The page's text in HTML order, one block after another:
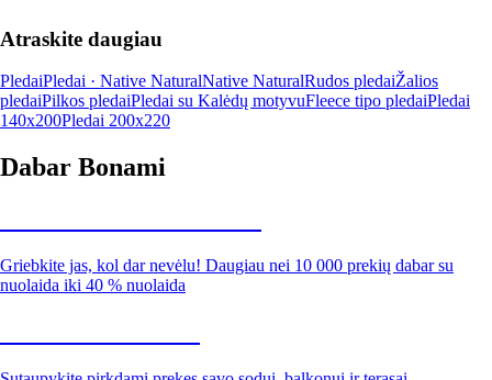
Atraskite daugiau
PledaiPledai · Native NaturalNative NaturalRudos pledaiŽalios
pledaiPilkos pledaiPledai su Kalėdų motyvuFleece tipo pledaiPledai
140x200Pledai 200x220
Dabar Bonami
Griebkite jas, kol dar nevėlu! Daugiau nei 10 000 prekių dabar su
nuolaida iki 40 % nuolaida